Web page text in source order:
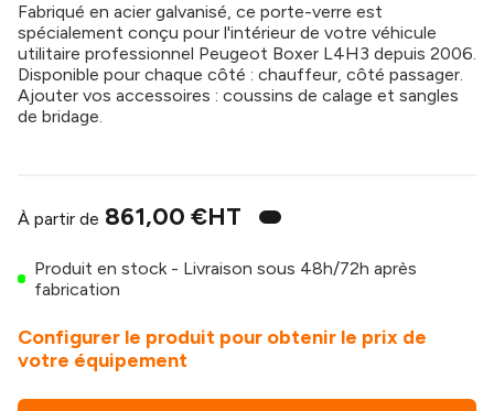
Fabriqué en acier galvanisé, ce porte-verre est
spécialement conçu pour l'intérieur de votre véhicule
utilitaire professionnel Peugeot Boxer L4H3 depuis 2006.
Disponible pour chaque côté : chauffeur, côté passager.
Ajouter vos accessoires : coussins de calage et sangles
de bridage.
À partir de 861,00 €HT
Produit en stock - Livraison sous 48h/72h après
fabrication
Configurer le produit pour obtenir le prix de
votre équipement